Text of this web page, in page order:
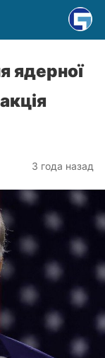
ядерної
3 года назад